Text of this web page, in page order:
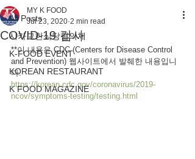
All Posts
시카고한식당협의체
K-FOOD EVENT
KOREAN RESTAURANT
K FOOD MAGAZINE
COVID-19 검사
MY K FOOD
Jul 23, 2020 2 min read
**이 내용은 CDC (Centers for Disease Control
and Prevention) 웹사이트에서 발췌한 내용입니
다.
https://korean.cdc.gov/coronavirus/2019-
ncov/symptoms-testing/testing.html